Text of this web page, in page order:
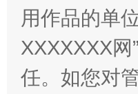
用作品的单
XXXXXXX
任。如您对